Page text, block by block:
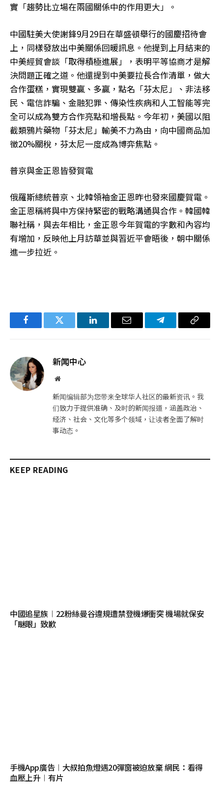
實「趨勢比立場在兩國關係中的作用更大」。
中國駐美大使謝鋒9月29日在華盛頓舉行的國慶招待會
上，同樣發放出中美關係回暖訊息。他提到上月結束的
中美經貿會談「取得積極進展」，表明平等協商才是解
決問題正確之道。他還提到中美要拉長合作清單，做大
合作蛋糕，實現雙贏、多贏，點名「芬太尼」、非法移
民、電信詐騙、金融犯罪、傳染性疾病和人工智能等完
全可以成為雙方合作亮點和增長點。今年初，美國以阻
截類鴉片藥物「芬太尼」輸美不力為由，向中國商品加
徵20%關稅，芬太尼一度成為博弈焦點。
普京與金正恩皆發賀電
俄羅斯總統普京、北韓領袖金正恩昨也發來國慶賀電。
金正恩稱將與中方保持緊密的戰略溝通與合作。韓國韓
聯社稱，與去年相比，金正恩今年賀電的字數和內容均
有增加，反映他上月訪華並與習近平會晤後，朝中關係
進一步拉近。
FacebookTwitter LinkedIn电
Telegram复
新闻中心
网
新闻编辑部为您带来全球华人社区的最新资讯。我
们致力于提供准确、及时的新闻报道，涵盖政治、
经济、社会、文化等多个领域，让读者全面了解时
事动态。
KEEP READING
中國追星族︱22粉絲曼谷違規遭禁登機爆衝突 機場就保安
「瞇眼」致歉
手機App廣告︱大叔拍魚燈遇20彈窗被迫放棄 網民：看得
血壓上升︱有片